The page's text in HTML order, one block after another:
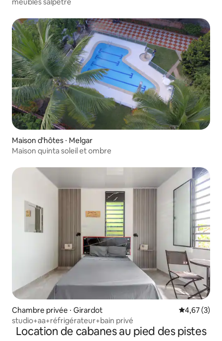
meublés salpêtre
Maison d'hôtes ⋅ Melgar
Maison quinta soleil et ombre
Chambre privée ⋅ Girardot Évaluation
4,67 (3)
studio+aa+réfrigérateur+bain privé
Location de cabanes au pied des pistes